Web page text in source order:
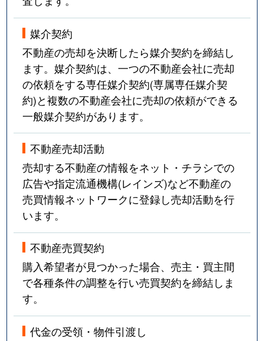
媒介契約
不動産の売却を決断したら媒介契約を締結し
ます。媒介契約は、一つの不動産会社に売却
の依頼をする専任媒介契約(専属専任媒介契
約)と複数の不動産会社に売却の依頼ができる
一般媒介契約があります。
不動産売却活動
売却する不動産の情報をネット・チラシでの
広告や指定流通機構(レインズ)など不動産の
売買情報ネットワークに登録し売却活動を行
います。
不動産売買契約
購入希望者が見つかった場合、売主・買主間
で各種条件の調整を行い売買契約を締結しま
す。
代金の受領・物件引渡し